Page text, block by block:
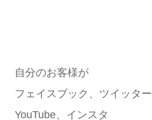
自分のお客様が
フェイスブック、ツイッター
YouTube、インスタ